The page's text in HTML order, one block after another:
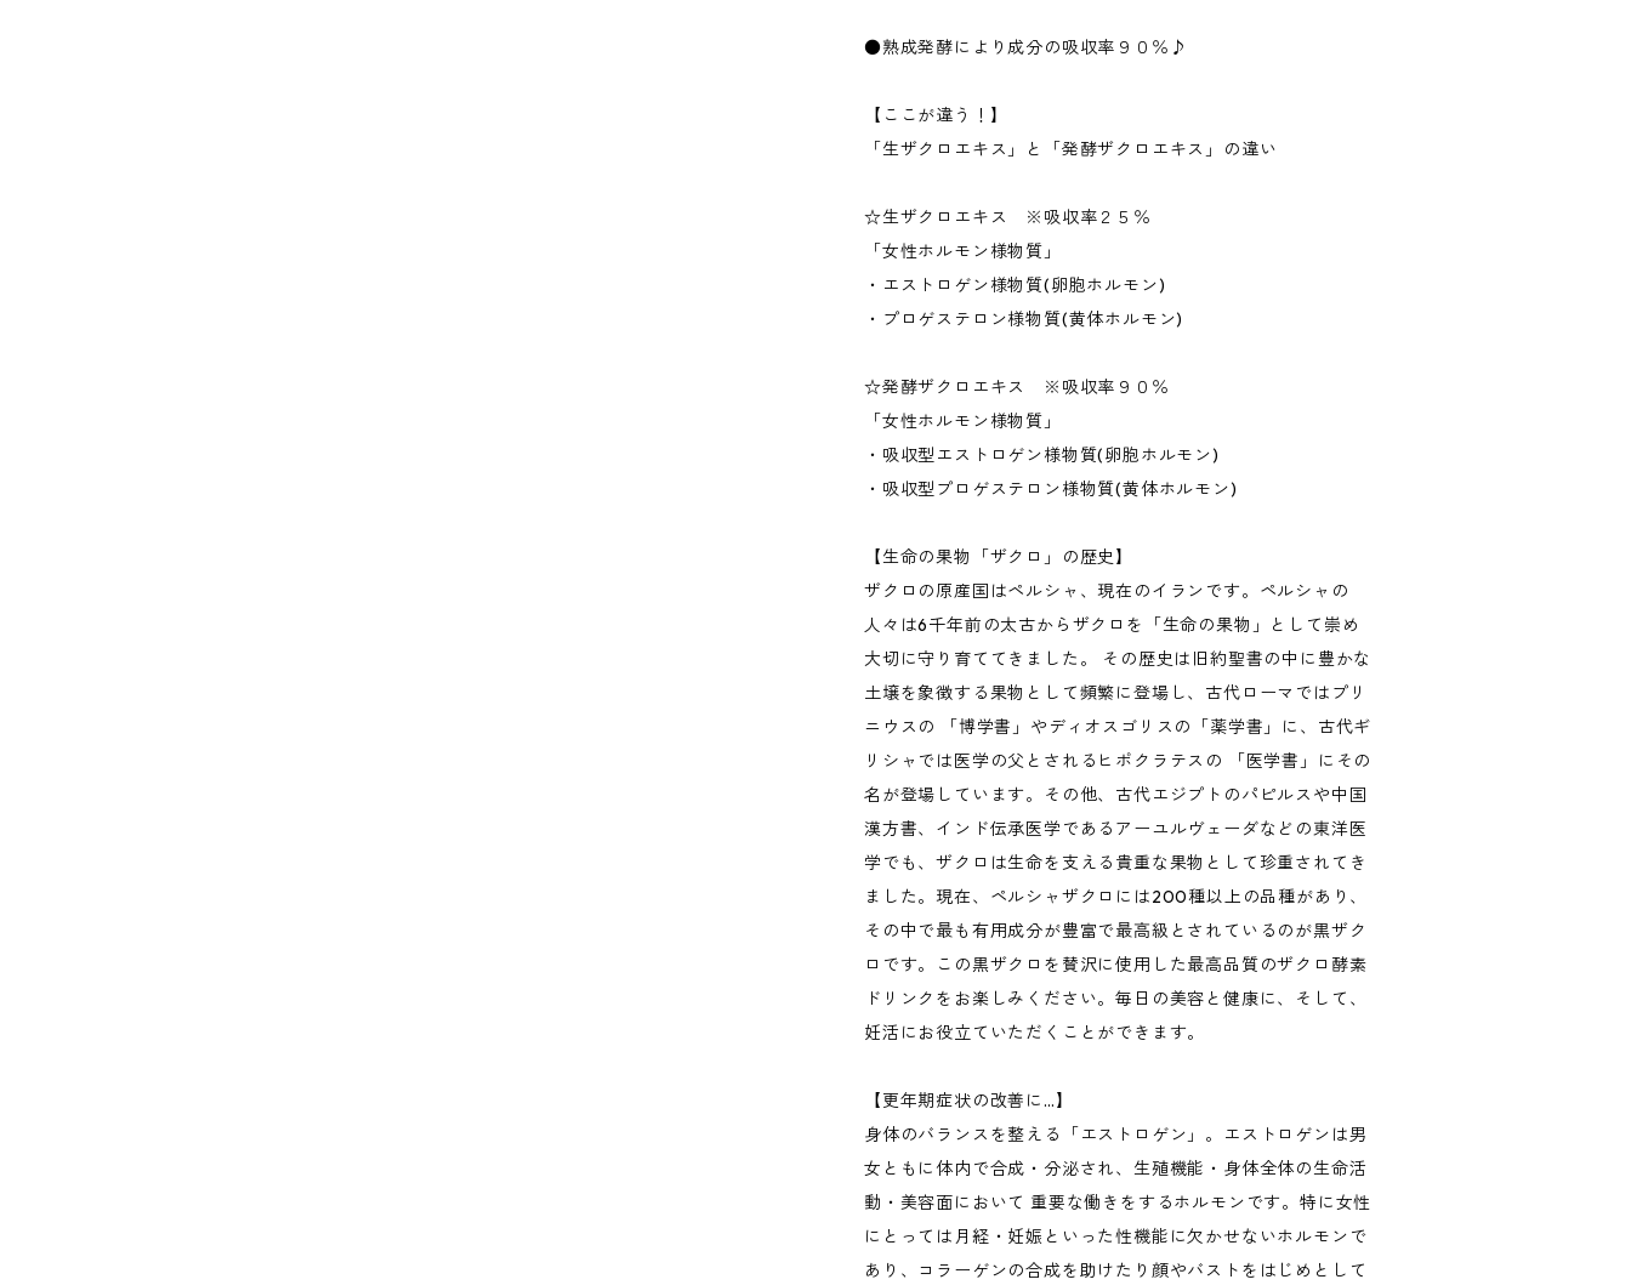
●熟成発酵により成分の吸収率９０％♪
【ここが違う！】
「生ザクロエキス」と「発酵ザクロエキス」の違い
☆生ザクロエキス ※吸収率２５％
「女性ホルモン様物質」
・エストロゲン様物質(卵胞ホルモン)
・プロゲステロン様物質(黄体ホルモン)
☆発酵ザクロエキス ※吸収率９０％
「女性ホルモン様物質」
・吸収型エストロゲン様物質(卵胞ホルモン)
・吸収型プロゲステロン様物質(黄体ホルモン)
【生命の果物「ザクロ」の歴史】
ザクロの原産国はペルシャ、現在のイランです。ペルシャの
人々は6千年前の太古からザクロを「生命の果物」として崇め
大切に守り育ててきました。 その歴史は旧約聖書の中に豊かな
土壌を象徴する果物として頻繁に登場し、古代ローマではプリ
ニウスの 「博学書」やディオスゴリスの「薬学書」に、古代ギ
リシャでは医学の父とされるヒポクラテスの 「医学書」にその
名が登場しています。その他、古代エジプトのパピルスや中国
漢方書、インド伝承医学であるアーユルヴェーダなどの東洋医
学でも、ザクロは生命を支える貴重な果物として珍重されてき
ました。現在、ペルシャザクロには200種以上の品種があり、
その中で最も有用成分が豊富で最高級とされているのが黒ザク
ロです。この黒ザクロを賛沢に使用した最高品質のザクロ酵素
ドリンクをお楽しみください。毎日の美容と健康に、そして、
妊活にお役立ていただくことができます。
【更年期症状の改善に…】
身体のバランスを整える「エストロゲン」。エストロゲンは男
女ともに体内で合成・分泌され、生殖機能・身体全体の生命活
動・美容面において 重要な働きをするホルモンです。特に女性
にとっては月経・妊娠といった性機能に欠かせないホルモンで
あり、コラーゲンの合成を助けたり顔やバストをはじめとして